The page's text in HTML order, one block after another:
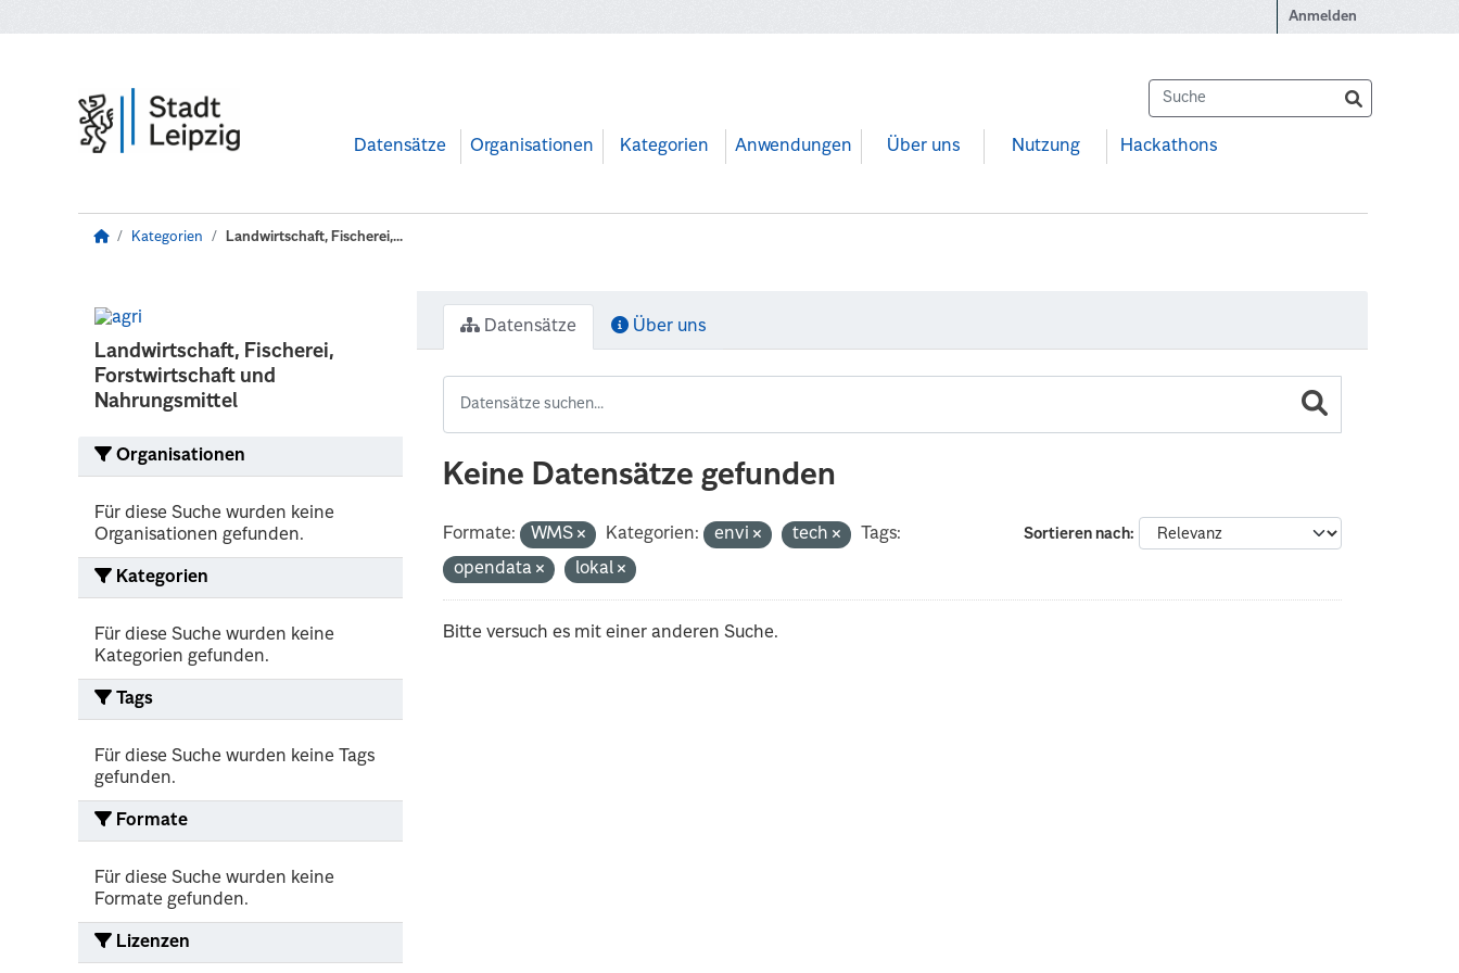
Anmelden
Datensätze Organisationen Kategorien Anwendungen Über uns Nutzung Hackathons
Kategorien Landwirtschaft, Fischerei,...
Landwirtschaft, Fischerei,
Forstwirtschaft und
Nahrungsmittel
Organisationen
Für diese Suche wurden keine
Organisationen gefunden.
Kategorien
Für diese Suche wurden keine
Kategorien gefunden.
Tags
Für diese Suche wurden keine Tags
gefunden.
Formate
Für diese Suche wurden keine
Formate gefunden.
Lizenzen
Datensätze Über uns
Keine Datensätze gefunden
Sortieren nach
Formate: WMS Kategorien: envi tech
Tags:
opendata
lokal
Bitte versuch es mit einer anderen Suche.